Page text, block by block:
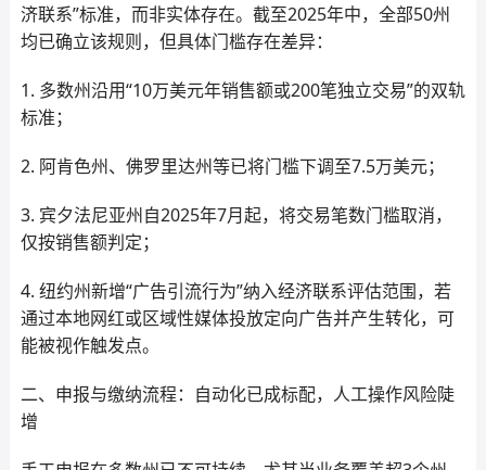
济联系”标准，而非实体存在。截至2025年中，全部50州
均已确立该规则，但具体门槛存在差异：
1. 多数州沿用“10万美元年销售额或200笔独立交易”的双轨
标准；
2. 阿肯色州、佛罗里达州等已将门槛下调至7.5万美元；
3. 宾夕法尼亚州自2025年7月起，将交易笔数门槛取消，
仅按销售额判定；
4. 纽约州新增“广告引流行为”纳入经济联系评估范围，若
通过本地网红或区域性媒体投放定向广告并产生转化，可
能被视作触发点。
二、申报与缴纳流程：自动化已成标配，人工操作风险陡
增